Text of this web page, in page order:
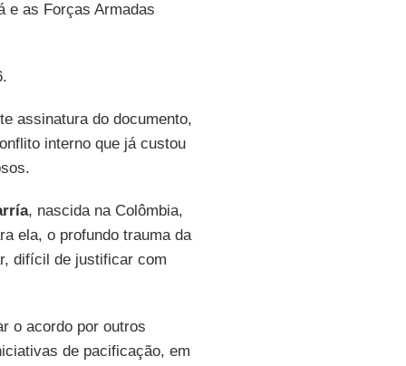
e as Forças Armadas
assinatura do documento,
interno que já custou
, nascida na Colômbia,
ela, o profundo trauma da
difícil de justificar com
o acordo por outros
de pacificação, em